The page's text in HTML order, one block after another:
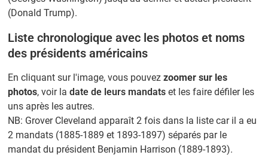
(Donald Trump).
Liste chronologique avec les photos et noms
des présidents américains
En cliquant sur l'image, vous pouvezzoomer sur les
photos, voir ladate de leurs mandats et les faire défiler les
uns après les autres.
NB: Grover Cleveland apparaît 2 fois dans la liste car il a eu
2 mandats (1885-1889 et 1893-1897) séparés par le
mandat du président Benjamin Harrison (1889-1893).